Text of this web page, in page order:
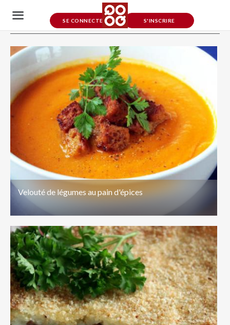
SE CONNECTER S'INSCRIRE
Légumes mania
Velouté de légumes au pain d'épices